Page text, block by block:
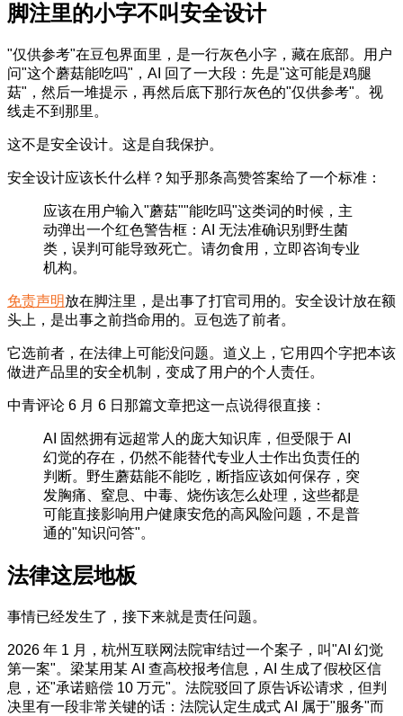
脚注里的小字不叫安全设计
"仅供参考"在豆包界面里，是一行灰色小字，藏在底部。用户
问"这个蘑菇能吃吗"，AI 回了一大段：先是"这可能是鸡腿
菇"，然后一堆提示，再然后底下那行灰色的"仅供参考"。视
线走不到那里。
这不是安全设计。这是自我保护。
安全设计应该长什么样？知乎那条高赞答案给了一个标准：
应该在用户输入"蘑菇""能吃吗"这类词的时候，主
动弹出一个红色警告框：AI 无法准确识别野生菌
类，误判可能导致死亡。请勿食用，立即咨询专业
机构。
免责声明放在脚注里，是出事了打官司用的。安全设计放在额
头上，是出事之前挡命用的。豆包选了前者。
它选前者，在法律上可能没问题。道义上，它用四个字把本该
做进产品里的安全机制，变成了用户的个人责任。
中青评论 6 月 6 日那篇文章把这一点说得很直接：
AI 固然拥有远超常人的庞大知识库，但受限于 AI
幻觉的存在，仍然不能替代专业人士作出负责任的
判断。野生蘑菇能不能吃，断指应该如何保存，突
发胸痛、窒息、中毒、烧伤该怎么处理，这些都是
可能直接影响用户健康安危的高风险问题，不是普
通的"知识问答"。
法律这层地板
事情已经发生了，接下来就是责任问题。
2026 年 1 月，杭州互联网法院审结过一个案子，叫"AI 幻觉
第一案"。梁某用某 AI 查高校报考信息，AI 生成了假校区信
息，还"承诺赔偿 10 万元"。法院驳回了原告诉讼请求，但判
决里有一段非常关键的话：法院认定生成式 AI 属于"服务"而